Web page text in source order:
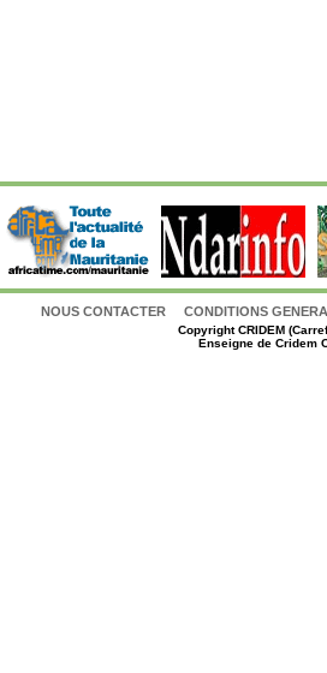
NOUS CONTACTER CONDITIONS
CopyrightCRIDEM
Enseigne de Cridem